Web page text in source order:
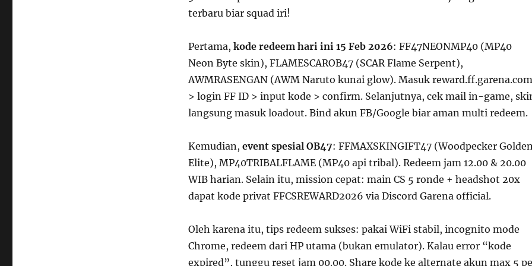
terbaru biar squad iri!
Pertama, kode redeem hari ini 15 Feb 2026: FF47NEONMP40 (MP40
Neon Byte skin), FLAMESCAROB47 (SCAR Flame Serpent),
AWMRASENGAN (AWM Naruto kunai glow). Masuk reward.ff.garena.com
> login FF ID > input kode > confirm. Selanjutnya, cek mail in-game,
langsung masuk loadout. Bind akun FB/Google biar aman multi redeem.
Kemudian, event spesial OB47: FFMAXSKINGIFT47 (Woodpecker
Elite), MP40TRIBALFLAME (MP40 api tribal). Redeem jam 12.00 & 20.00
WIB harian. Selain itu, mission cepat: main CS 5 ronde + headshot 20x
dapat kode privat FFCSREWARD2026 via Discord Garena official.
Oleh karena itu, tips redeem sukses: pakai WiFi stabil, incognito mode
Chrome, redeem dari HP utama (bukan emulator). Kalau error “kode
expired”, tunggu reset jam 00.00. Share kode ke alternate akun max 5